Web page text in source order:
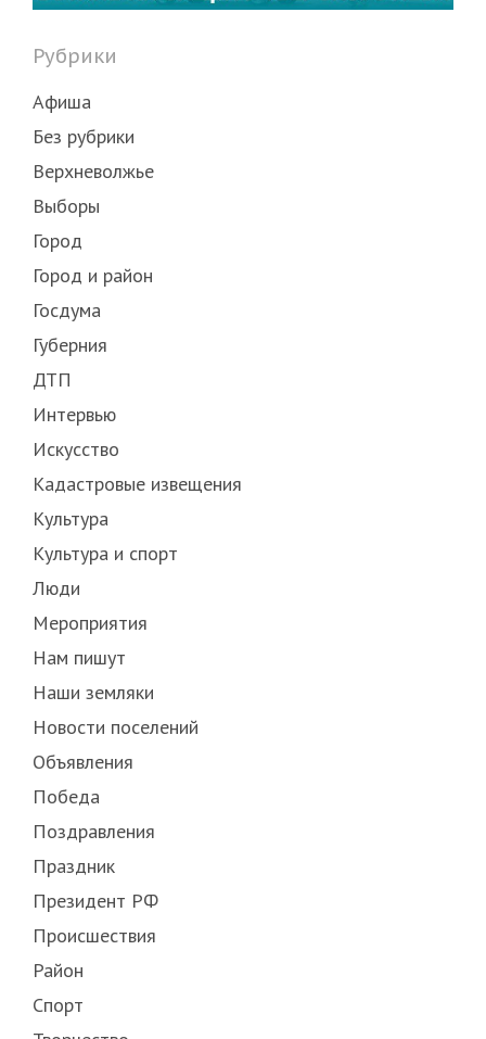
Рубрики
Афиша
Без рубрики
Верхневолжье
Выборы
Город
Город и район
Госдума
Губерния
ДТП
Интервью
Искусство
Кадастровые извещения
Культура
Культура и спорт
Люди
Мероприятия
Нам пишут
Наши земляки
Новости поселений
Объявления
Победа
Поздравления
Праздник
Президент РФ
Происшествия
Район
Спорт